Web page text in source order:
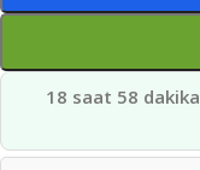
18 saat 58 dakika